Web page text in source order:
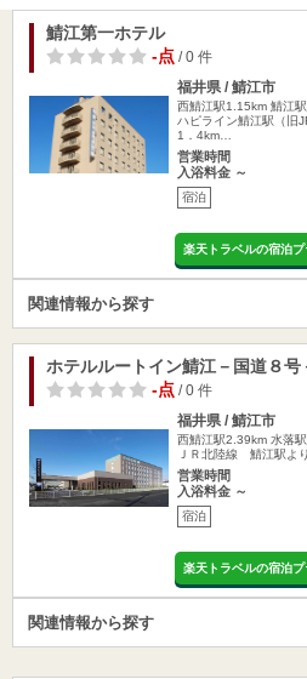
鯖江第一ホテル
-点/ 0 件
福井県 / 鯖江市
西鯖江駅1.15km 鯖江
ハピライン鯖江駅（旧
1．4km…
営業時間
入浴料金 ～
宿泊
楽天トラベルの宿泊プ
関連情報から探す
ホテルルートイン鯖江－国道８号
-点/ 0 件
福井県 / 鯖江市
西鯖江駅2.39km 水落
ＪＲ北陸線 鯖江駅よ
営業時間
入浴料金 ～
宿泊
楽天トラベルの宿泊プ
関連情報から探す